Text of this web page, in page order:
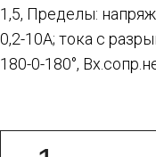
1,5, Пределы:
0,2-10А; тока с
180-0-180°,